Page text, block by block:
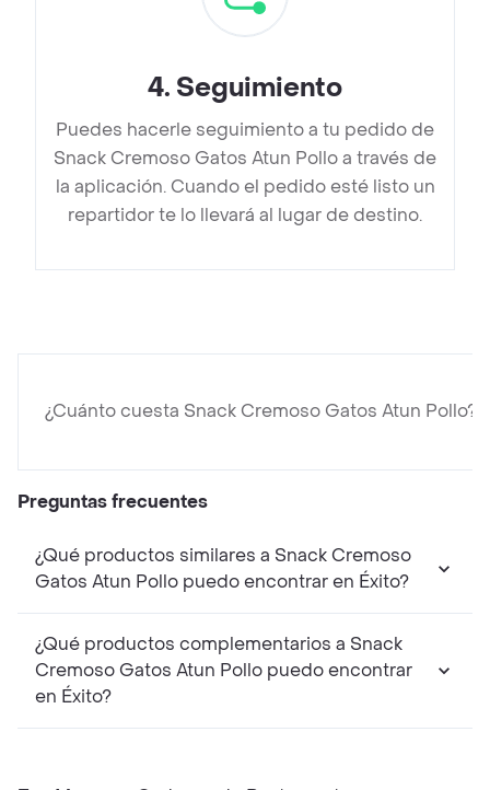
4. Seguimiento
Puedes hacerle seguimiento a tu pedido de
Snack Cremoso Gatos Atun Pollo a través de
la aplicación. Cuando el pedido esté listo un
repartidor te lo llevará al lugar de destino.
¿Cuánto cuesta Snack Cremoso Gatos Atun Pollo?
Preguntas frecuentes
¿Qué productos similares a Snack Cremoso
Gatos Atun Pollo puedo encontrar en Éxito?
¿Qué productos complementarios a Snack
Cremoso Gatos Atun Pollo puedo encontrar
en Éxito?